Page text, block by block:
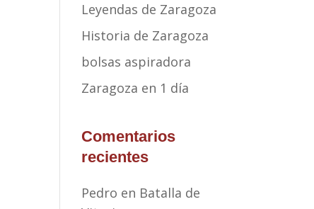
Leyendas de Zaragoza
Historia de Zaragoza
bolsas aspiradora
Zaragoza en 1 día
Comentarios
recientes
Pedro en Batalla de